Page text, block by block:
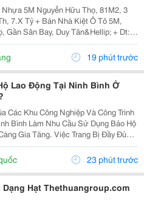
5M Nguyễn Hữu Thọ, 81M2, 3
7.X Tỷ + Bán Nhà Kiệt Ô Tô 5M,
Gần Sân Bay, Duy Tân&Hellip; + Dt:
3 Tầng Đúc Kiên Cố Sạch Đẹp, 8 Căn
Nội Thất Cao Cấp. Đang Cho Thuê...
19 phút trước
Lao Động Tại Ninh Bình Ở
Các Khu Công Nghiệp Và Công Trình
Bình Làm Nhu Cầu Sử Dụng Bảo Hộ
Gia Tăng. Việc Trang Bị Đầy Đủ
Động Tại Ninh Bình Đạt Chuẩn Giúp
Động Trước Các Rủi Ro, Nâng...
23 phút trước
Hạt Thethuangroup.com